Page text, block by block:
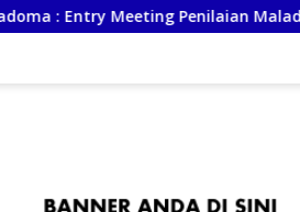
Penilaian Maladministrasi